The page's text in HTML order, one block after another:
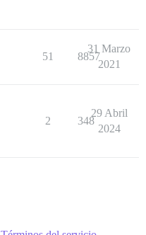
51 8857
31 Marzo
2021
2 348
29 Abril
2024